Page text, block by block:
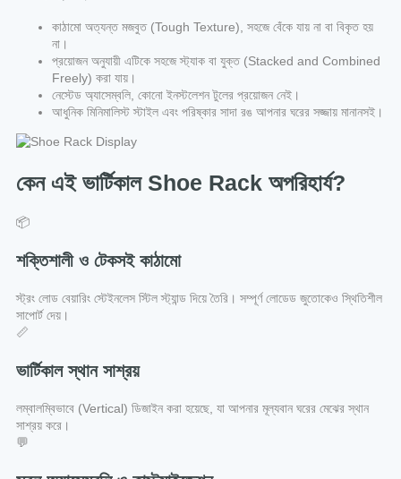
কাঠামো অত্যন্ত মজবুত (Tough Texture), সহজে বেঁকে যায় না বা বিকৃত হয়
না।
প্রয়োজন অনুযায়ী এটিকে সহজে স্ট্যাক বা যুক্ত (Stacked and Combined
Freely) করা যায়।
নেস্টেড অ্যাসেম্বলি, কোনো ইনস্টলেশন টুলের প্রয়োজন নেই।
আধুনিক মিনিমালিস্ট স্টাইল এবং পরিষ্কার সাদা রঙ আপনার ঘরের সজ্জায় মানানসই।
কেন এই ভার্টিকাল Shoe Rack অপরিহার্য?
📦
শক্তিশালী ও টেকসই কাঠামো
স্ট্রং লোড বেয়ারিং স্টেইনলেস স্টিল স্ট্যান্ড দিয়ে তৈরি। সম্পূর্ণ লোডেড জুতোকেও স্থিতিশীল
সাপোর্ট দেয়।
📏
ভার্টিকাল স্থান সাশ্রয়
লম্বালম্বিভাবে (Vertical) ডিজাইন করা হয়েছে, যা আপনার মূল্যবান ঘরের মেঝের স্থান
সাশ্রয় করে।
💬